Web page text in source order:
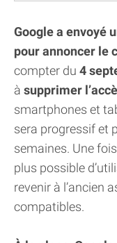
Google a envoyé
pour annoncer le
compter du 4
à supprimer
smartphones et
sera progressif et
semaines. Une
plus possible
revenir à l’ancien
compatibles.